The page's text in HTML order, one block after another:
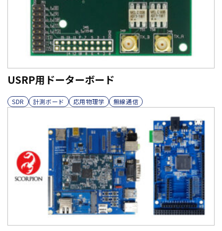
USRP用ドーターボード
SDR 計測ボード 応用物理学 無線通信